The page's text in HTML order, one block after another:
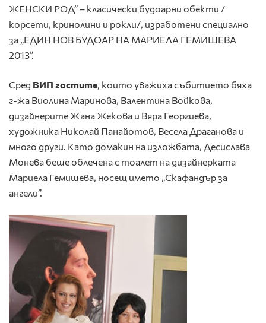
ЖЕНСКИ РОД” – класически будоарни обекти /
корсети, кринолини и рокли/, изработени специално
за „ЕДИН НОВ БУДОАР НА МАРИЕЛА ГЕМИШЕВА
2013”.
Сред ВИП гостите, които уважиха събитието бяха
г-жа Виолина Маринова, Валентина Войкова,
дизайнерите Жана Жекова и Вяра Георгиева,
художника Николай Панайотов, Весела Драганова и
много други. Като домакин на изложбата, Десислава
Монева беше облечена с тоалет на дизайнерката
Мариела Гемишева, носещ името „Скафандър за
ангели”.